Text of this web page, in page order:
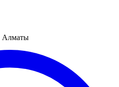
Алматы